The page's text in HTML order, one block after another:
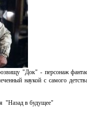
"Док" - персонаж
наукой с самого
"Назад в будущее"